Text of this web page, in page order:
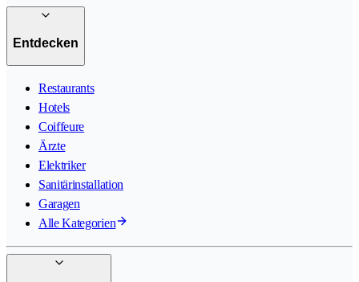
Entdecken
Restaurants
Hotels
Coiffeure
Ärzte
Elektriker
Sanitärinstallation
Garagen
Alle Kategorien